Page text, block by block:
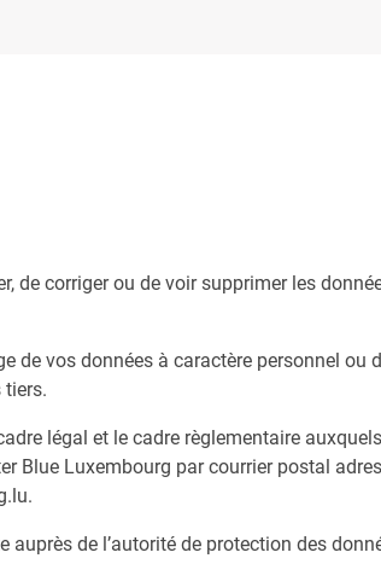
de corriger ou de voir supprimer les
de vos données à caractère personnel
tiers.
légal et le cadre règlementaire
Blue Luxembourg par courrier postal
de l’autorité de protection des